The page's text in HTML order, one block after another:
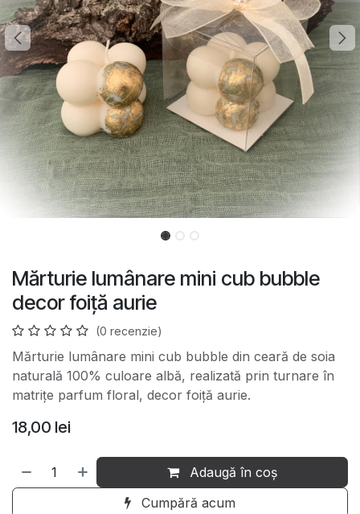
Mărturie lumânare mini cub bubble
decor foiță aurie
(0 recenzie)
Mărturie lumânare mini cub bubble din ceară de soia
naturală 100% culoare albă, realizată prin turnare în
matrițe parfum floral, decor foiță aurie.
18,00 lei
Adaugă în coș
Cumpără acum